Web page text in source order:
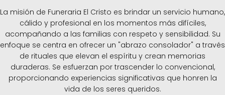
La misión de Funeraria El Cristo es brindar un servicio humano,
cálido y profesional en los momentos más difíciles,
acompañando a las familias con respeto y sensibilidad. Su
enfoque se centra en ofrecer un "abrazo consolador" a través
de rituales que elevan el espíritu y crean memorias
duraderas. Se esfuerzan por trascender lo convencional,
proporcionando experiencias significativas que honren la
vida de los seres queridos.